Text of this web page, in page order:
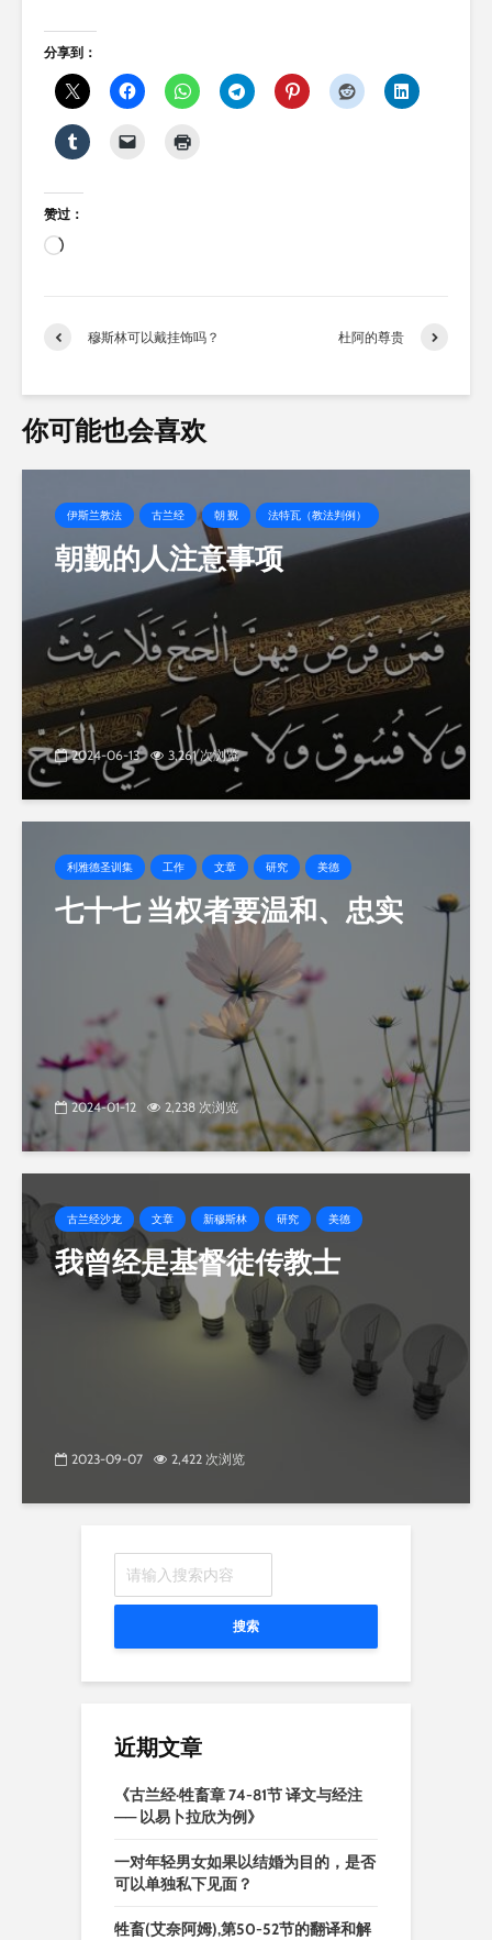
分享到：
赞过：
正
穆斯林可以戴挂饰吗？ 杜阿的尊贵
你可能也会喜欢
伊斯兰教法 古兰经 朝 觐 法特瓦（教法判例）
朝觐的人注意事项
2024-06-13 3,261 次浏览
利雅德圣训集 工作 文章 研究 美德
七十七 当权者要温和、忠实
2024-01-12 2,238 次浏览
古兰经沙龙 文章 新穆斯林 研究 美德
我曾经是基督徒传教士
2023-09-07 2,422 次浏览
搜索
近期文章
《古兰经·牲畜章 74-81节 译文与经注
—— 以易卜拉欣为例》
一对年轻男女如果以结婚为目的，是否
可以单独私下见面？
牲畜(艾奈阿姆),第50-52节的翻译和解